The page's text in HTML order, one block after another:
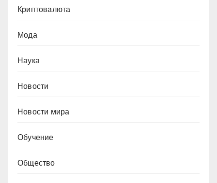
Криптовалюта
Мода
Наука
Новости
Новости мира
Обучение
Общество